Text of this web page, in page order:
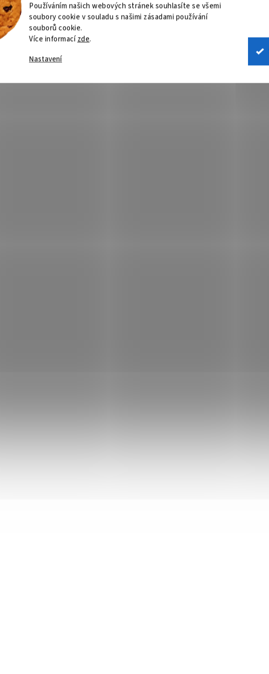
Používáním našich webových stránek souhlasíte se všemi
soubory cookie v souladu s našimi zásadami používání
souborů cookie.
Více informacízde.
Nastavení